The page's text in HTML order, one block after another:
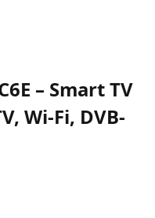
– Smart TV
Wi-Fi, DVB-